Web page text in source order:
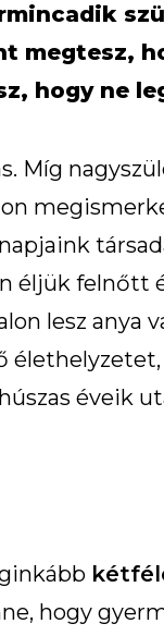
megtesz,
hogy ne
Míg
éljük felnőtt
lesz anya
éveik
hogy